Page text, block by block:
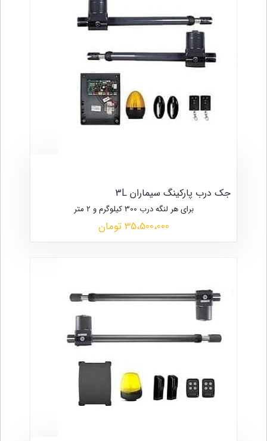
جک درب پارکینگ سیماران 3L
برای هر لنگه درب 300 کیلوگرم و 2 متر
35،500،000 تومان